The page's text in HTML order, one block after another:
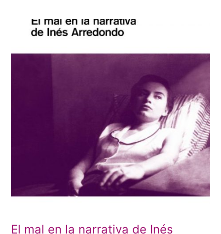
El mal en la narrativa de Inés